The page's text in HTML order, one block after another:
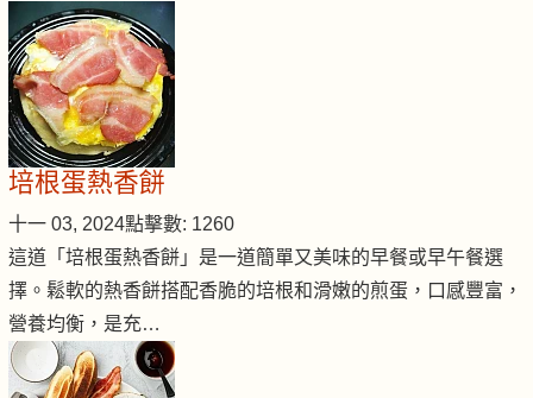
培根蛋熱香餅
十一 03, 2024點擊數: 1260
這道「培根蛋熱香餅」是一道簡單又美味的早餐或早午餐選
擇。鬆軟的熱香餅搭配香脆的培根和滑嫩的煎蛋，口感豐富，
營養均衡，是充…